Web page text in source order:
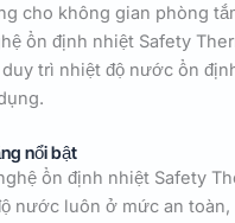
cho không gian phòng
ổn định nhiệt Safety
trì nhiệt độ nước ổn
nổi bật
ổn định nhiệt Safety
nước luôn ở mức an toàn,